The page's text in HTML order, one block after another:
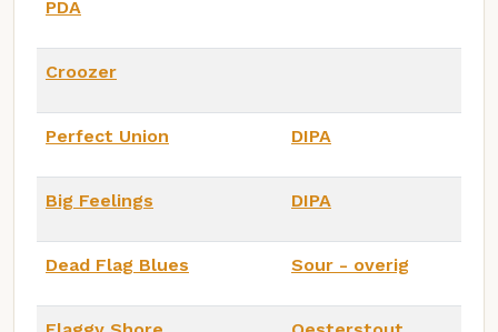
PDA
Croozer
Perfect Union DIPA
Big Feelings DIPA
Dead Flag Blues Sour - overig